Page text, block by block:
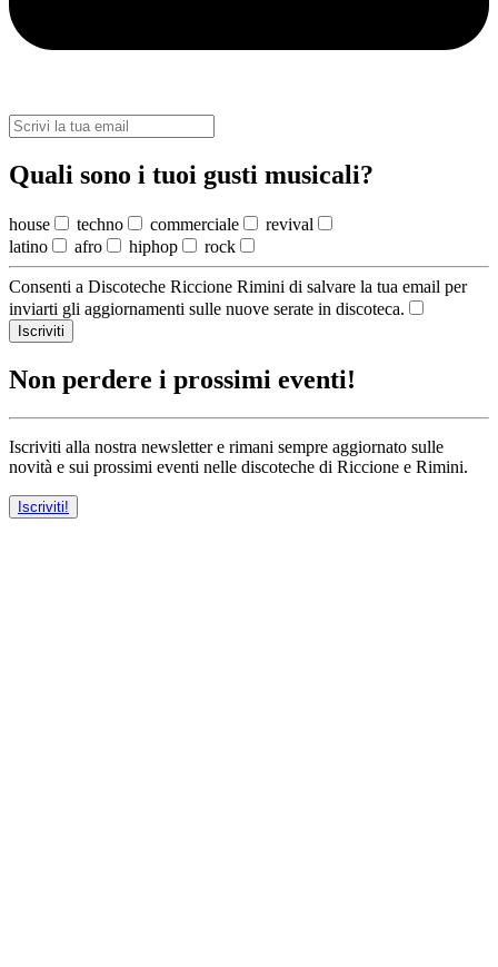
Quali sono i tuoi gusti musicali?
house techno commerciale
revival
latino
afro hiphop rock
Consenti a Discoteche Riccione Rimini di salvare la tua email per
inviarti gli aggiornamenti sulle nuove serate in discoteca.
Iscriviti
Non perdere i prossimi eventi!
Iscriviti alla nostra newsletter e rimani sempre aggiornato sulle
novità e sui prossimi eventi nelle discoteche di Riccione e Rimini.
Iscriviti!